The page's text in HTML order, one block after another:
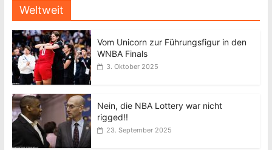
Weltweit
Vom Unicorn zur Führungsfigur in den
WNBA Finals
3. Oktober 2025
Nein, die NBA Lottery war nicht
rigged!!
23. September 2025